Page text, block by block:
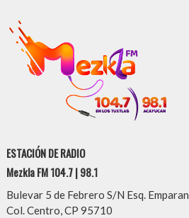
ESTACIÓN DE RADIO
Mezkla FM 104.7 | 98.1
Bulevar 5 de Febrero S/N Esq. Emparan
Col. Centro, CP 95710